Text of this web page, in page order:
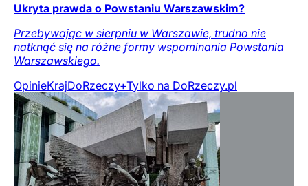
Ukryta prawda o Powstaniu Warszawskim?
Przebywając w sierpniu w Warszawie, trudno nie
natknąć się na różne formy wspominania Powstania
Warszawskiego.
OpinieKrajDoRzeczy+Tylko na DoRzeczy.pl